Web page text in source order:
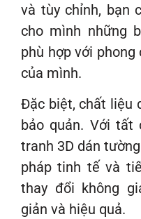
và tùy chỉnh, bạn
cho mình những
phù hợp với
của mình.
Đặc biệt, chất liệu
bảo quản. Với tất
tranh 3D dán
pháp tinh tế và
thay đổi không
giản và hiệu quả.